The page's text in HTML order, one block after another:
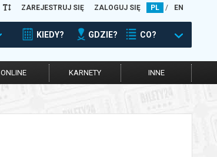
ZAREJESTRUJ SIĘ ZALOGUJ SIĘ PL / EN
KIEDY? GDZIE? CO?
ONLINE KARNETY INNE